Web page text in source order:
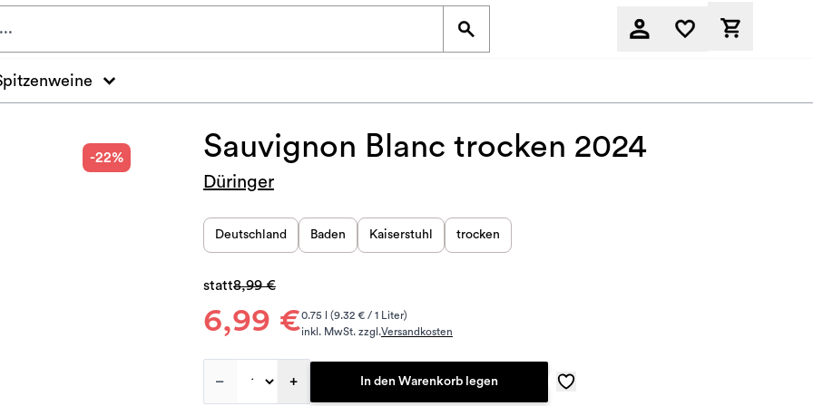
-22% Sauvignon Blanc trocken 2024
Düringer
Deutschland Baden Kaiserstuhl trocken
6,99 €
statt8,99 €
0.75 l (9.32 € / 1 Liter)
inkl. MwSt. zzgl.Versandkosten
– + In den Warenkorb legen